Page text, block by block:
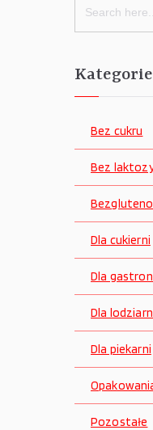
for:
Bez cukru
Bez
Dla cukierni
Dla
Dla
Dla piekarni
Pozostałe